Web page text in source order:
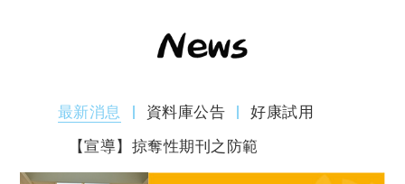
最新消息 資料庫公告
好康試用
【宣導】掠奪性期刊之防範